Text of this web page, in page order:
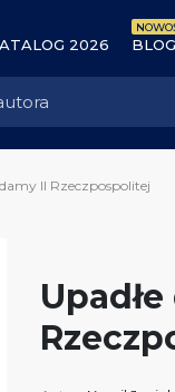
2026 BLOG
damy II Rzeczpospolitej